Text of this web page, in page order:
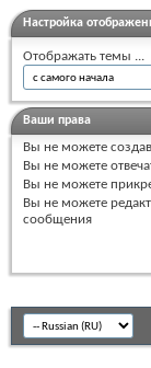
Настройка
Отображать темы ...
Ваши права
Вы не можете
Вы не можете
Вы не можете
Вы не можете
сообщения